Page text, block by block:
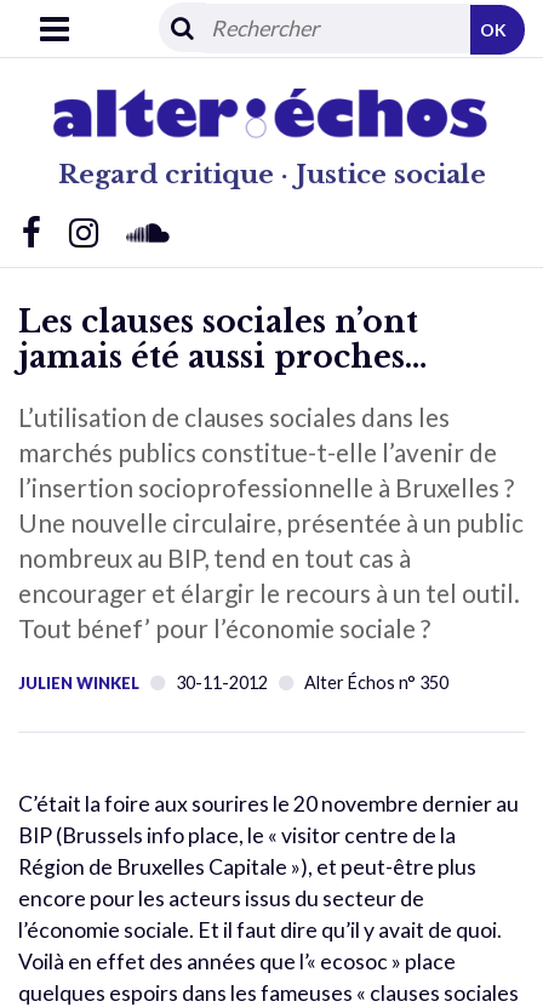
Regard critique · Justice sociale
OK
Les clauses sociales n’ont
jamais été aussi proches…
L’utilisation de clauses sociales dans les
marchés publics constitue-t-elle l’avenir de
l’insertion socioprofessionnelle à Bruxelles ?
Une nouvelle circulaire, présentée à un public
nombreux au BIP, tend en tout cas à
encourager et élargir le recours à un tel outil.
Tout bénef’ pour l’économie sociale ?
JULIEN WINKEL 30-11-2012 Alter Échos n° 350
C’était la foire aux sourires le 20 novembre dernier au
BIP (Brussels info place, le « visitor centre de la
Région de Bruxelles Capitale »), et peut-être plus
encore pour les acteurs issus du secteur de
l’économie sociale. Et il faut dire qu’il y avait de quoi.
Voilà en effet des années que l’« ecosoc » place
quelques espoirs dans les fameuses « clauses sociales